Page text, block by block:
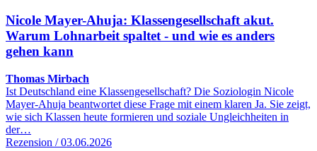
Nicole Mayer-Ahuja: Klassengesellschaft akut.
Warum Lohnarbeit spaltet - und wie es anders
gehen kann
Thomas Mirbach
Ist Deutschland eine Klassengesellschaft? Die Soziologin Nicole
Mayer-Ahuja beantwortet diese Frage mit einem klaren Ja. Sie zeigt,
wie sich Klassen heute formieren und soziale Ungleichheiten in
der…
Rezension / 03.06.2026